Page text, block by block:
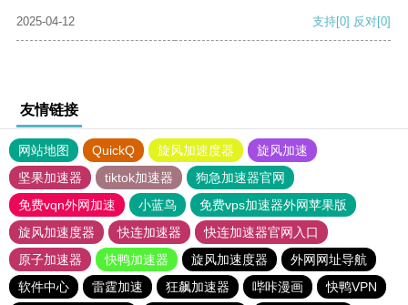
2025-04-12 支持[0] 反对[0]
友情链接
网站地图 QuickQ 旋风加速度器
旋风加速
坚果加速器
tiktok加速器
狗急加速器官网
免费vqn外网加速
小蓝鸟
免费vps加速器外网苹果版
旋风加速度器
快连加速器
快连加速器官网入口
原子加速器
快鸭加速器 旋风加速度器
外网网址导航
软件中心
雷霆加速 狂飙加速器 哔咔漫画
快鸭VPN